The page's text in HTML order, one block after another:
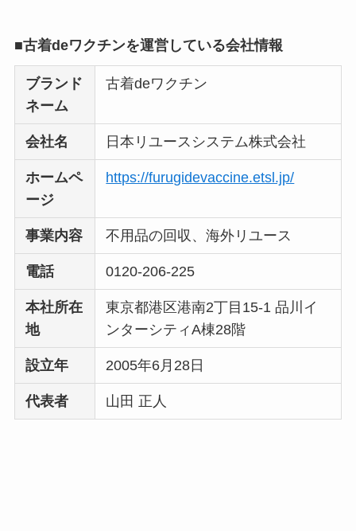
【怪しい？】株式会
社TAPPの口コミ・評
判は実際どう？
Temuは怪しい？口コ
ミ・評判が正直ヤバ
いって本当？
■古着deワクチンを運営している会社情報
ブランド
ネーム
古着deワクチン
会社名 日本リユースシステム株式会社
ホームペ
ージ
https://furugidevaccine.etsl.jp/
事業内容 不用品の回収、海外リユース
電話 0120-206-225
本社所在
地
東京都港区港南2丁目15-1 品川イ
ンターシティA棟28階
設立年 2005年6月28日
代表者 山田 正人